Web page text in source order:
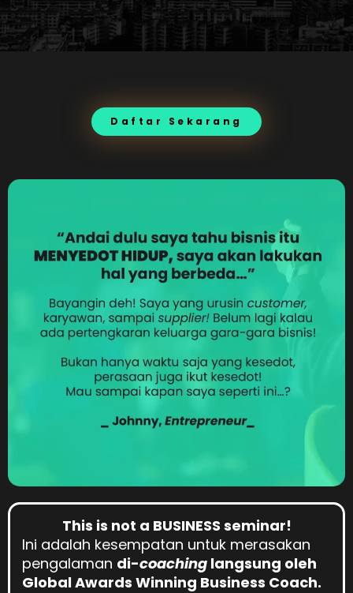
Daftar Sekarang
This is not a BUSINESS seminar!
Ini adalah kesempatan untuk merasakan
pengalaman di-coaching langsung oleh
Global Awards Winning Business Coach.